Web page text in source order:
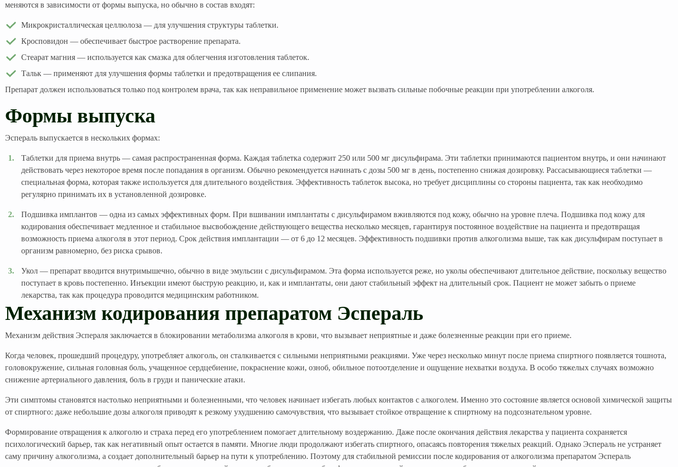
меняются в зависимости от формы выпуска, но обычно в состав входят:
Микрокристаллическая целлюлоза — для улучшения структуры таблетки.
Кросповидон — обеспечивает быстрое растворение препарата.
Стеарат магния — используется как смазка для облегчения изготовления таблеток.
Тальк — применяют для улучшения формы таблетки и предотвращения ее слипания.
Препарат должен использоваться только под контролем врача, так как неправильное применение может вызвать сильные побочные реакции при употреблении алкоголя.
Формы выпуска
Эспераль выпускается в нескольких формах:
Таблетки для приема внутрь — самая распространенная форма. Каждая таблетка содержит 250 или 500 мг дисульфирама. Эти таблетки принимаются пациентом внутрь, и они начинают
действовать через некоторое время после попадания в организм. Обычно рекомендуется начинать с дозы 500 мг в день, постепенно снижая дозировку. Рассасывающиеся таблетки —
специальная форма, которая также используется для длительного воздействия. Эффективность таблеток высока, но требует дисциплины со стороны пациента, так как необходимо
регулярно принимать их в установленной дозировке.
Подшивка имплантов — одна из самых эффективных форм. При вшивании имплантаты с дисульфирамом вживляются под кожу, обычно на уровне плеча. Подшивка под кожу для
кодирования обеспечивает медленное и стабильное высвобождение действующего вещества несколько месяцев, гарантируя постоянное воздействие на пациента и предотвращая
возможность приема алкоголя в этот период. Срок действия имплантации — от 6 до 12 месяцев. Эффективность подшивки против алкоголизма выше, так как дисульфирам поступает в
организм равномерно, без риска срывов.
Укол — препарат вводится внутримышечно, обычно в виде эмульсии с дисульфирамом. Эта форма используется реже, но уколы обеспечивают длительное действие, поскольку вещество
поступает в кровь постепенно. Инъекции имеют быструю реакцию, и, как и имплантаты, они дают стабильный эффект на длительный срок. Пациент не может забыть о приеме
лекарства, так как процедура проводится медицинским работником.
Механизм кодирования препаратом Эспераль
Механизм действия Эспераля заключается в блокировании метаболизма алкоголя в крови, что вызывает неприятные и даже болезненные реакции при его приеме.
Когда человек, прошедший процедуру, употребляет алкоголь, он сталкивается с сильными неприятными реакциями. Уже через несколько минут после приема спиртного появляется тошнота,
головокружение, сильная головная боль, учащенное сердцебиение, покраснение кожи, озноб, обильное потоотделение и ощущение нехватки воздуха. В особо тяжелых случаях возможно
снижение артериального давления, боль в груди и панические атаки.
Эти симптомы становятся настолько неприятными и болезненными, что человек начинает избегать любых контактов с алкоголем. Именно это состояние является основой химической защиты
от спиртного: даже небольшие дозы алкоголя приводят к резкому ухудшению самочувствия, что вызывает стойкое отвращение к спиртному на подсознательном уровне.
Формирование отвращения к алкоголю и страха перед его употреблением помогает длительному воздержанию. Даже после окончания действия лекарства у пациента сохраняется
психологический барьер, так как негативный опыт остается в памяти. Многие люди продолжают избегать спиртного, опасаясь повторения тяжелых реакций. Однако Эспераль не устраняет
саму причину алкоголизма, а создает дополнительный барьер на пути к употреблению. Поэтому для стабильной ремиссии после кодирования от алкоголизма препаратом Эспераль